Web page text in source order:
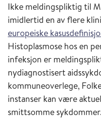
Ikke meldingspliktig til
imidlertid en av flere
europeiske
Histoplasmose hos en
infeksjon er
nydiagnostisert
kommuneoverlege,
instanser kan være
smittsomme